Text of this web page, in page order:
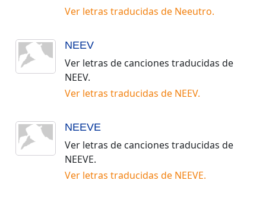
Ver letras traducidas de Neeutro.
NEEV
Ver letras de canciones traducidas de
NEEV.
Ver letras traducidas de NEEV.
NEEVE
Ver letras de canciones traducidas de
NEEVE.
Ver letras traducidas de NEEVE.